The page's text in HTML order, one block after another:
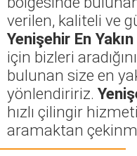
verilen, kaliteli ve
Yenişehir En
için bizleri
bulunan size en
yönlendiririz.
hızlı çilingir
aramaktan